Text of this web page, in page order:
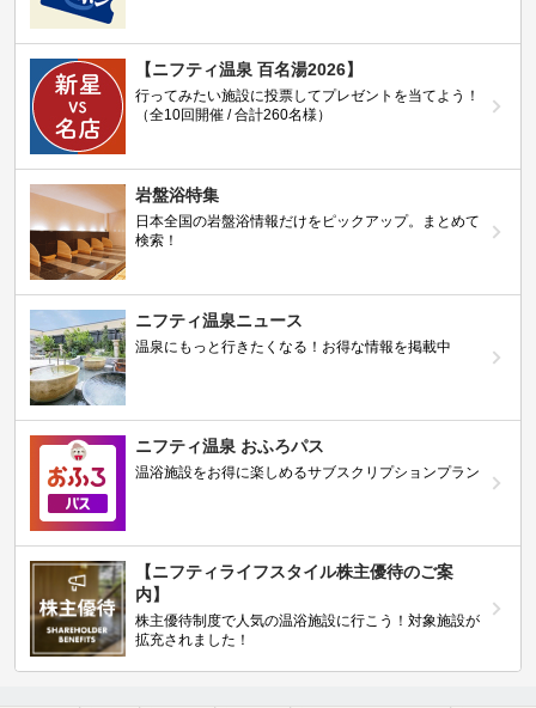
【ニフティ温泉 百名湯2026】
行ってみたい施設に投票してプレゼントを当てよう！
（全10回開催 / 合計260名様）
岩盤浴特集
日本全国の岩盤浴情報だけをピックアップ。まとめて
検索！
ニフティ温泉ニュース
温泉にもっと行きたくなる！お得な情報を掲載中
ニフティ温泉 おふろパス
温浴施設をお得に楽しめるサブスクリプションプラン
【ニフティライフスタイル株主優待のご案
内】
株主優待制度で人気の温浴施設に行こう！対象施設が
拡充されました！